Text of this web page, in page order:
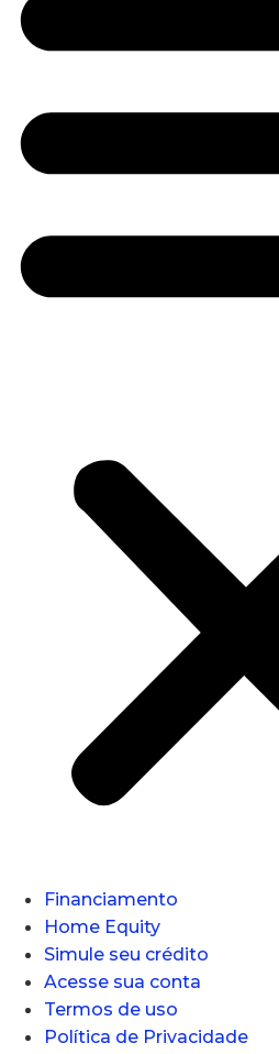
Financiamento
Home Equity
Simule seu crédito
Acesse sua conta
Termos de uso
Política de Privacidade